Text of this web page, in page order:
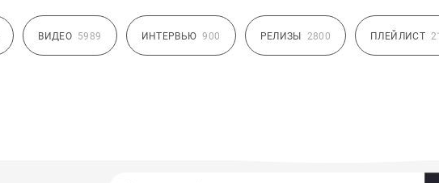
ВИДЕО 5989 ИНТЕРВЬЮ 900 РЕЛИЗЫ 2800 ПЛЕЙЛИСТ